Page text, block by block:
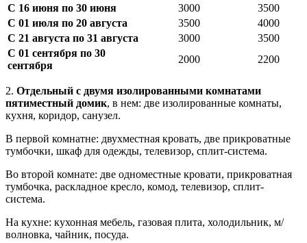
С 16 июня по 30 июня
3000
3500
С 01 июля по 20 августа
3500
4000
С 21 августа по 31 августа
3000
3500
С 01 сентября по 30
сентября
2000 2200
2. Отдельный с двумя изолированными комнатами
пятиместный домик, в нем: две изолированные комнаты,
кухня, коридор, санузел.
В первой комнатне: двухместная кровать, две прикроватные
тумбочки, шкаф для одежды, телевизор, сплит-система.
Во второй комнате: две одноместные кровати, прикроватная
тумбочка, раскладное кресло, комод, телевизор, сплит-
система.
На кухне: кухонная мебель, газовая плита, холодильник, м/
волновка, чайник, посуда.